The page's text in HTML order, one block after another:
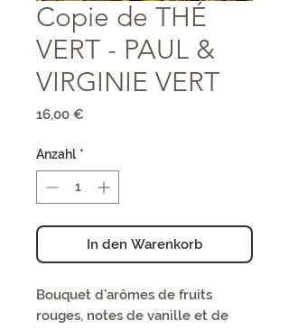
Copie de THÉ
VERT - PAUL &
VIRGINIE VERT
16,00 €
Anzahl *
In den Warenkorb
Bouquet d'arômes de fruits
rouges, notes de vanille et de